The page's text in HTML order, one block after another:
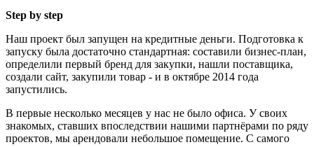
Step by step
Наш проект был запущен на кредитные деньги. Подготовка к
запуску была достаточно стандартная: составили бизнес-план,
определили первый бренд для закупки, нашли поставщика,
создали сайт, закупили товар - и в октябре 2014 года
запустились.
В первые несколько месяцев у нас не было офиса. У своих
знакомых, ставших впоследствии нашими партнёрами по ряду
проектов, мы арендовали небольшое помещение. С самого